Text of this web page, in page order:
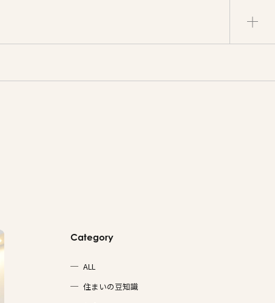
Category
ALL
住まいの豆知識